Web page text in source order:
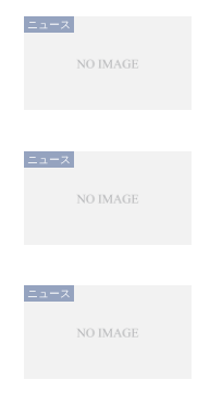
ニュース
ニュース
ニュース